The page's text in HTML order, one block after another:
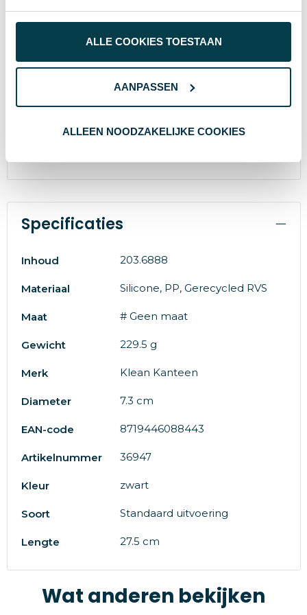
ALLE COOKIES TOESTAAN
AANPASSEN
ALLEEN NOODZAKELIJKE COOKIES
volledig lekvrij. Het slanke model heeft een solide
afgewerkt met een stootvaste Klean Coat®
Dit product is vaatwasmachinebestendig. Voor
behoud van de opdruk wordt met de hand
van 1% For the Planet en ondersteunt daarmee
Specificaties
Inhoud 203.6888
Materiaal Silicone, PP, Gerecycled RVS
Maat # Geen maat
Gewicht 229.5 g
Merk Klean Kanteen
Diameter 7.3 cm
EAN-code 8719446088443
Artikelnummer 36947
Kleur zwart
Soort Standaard uitvoering
Lengte 27.5 cm
Wat anderen bekijken